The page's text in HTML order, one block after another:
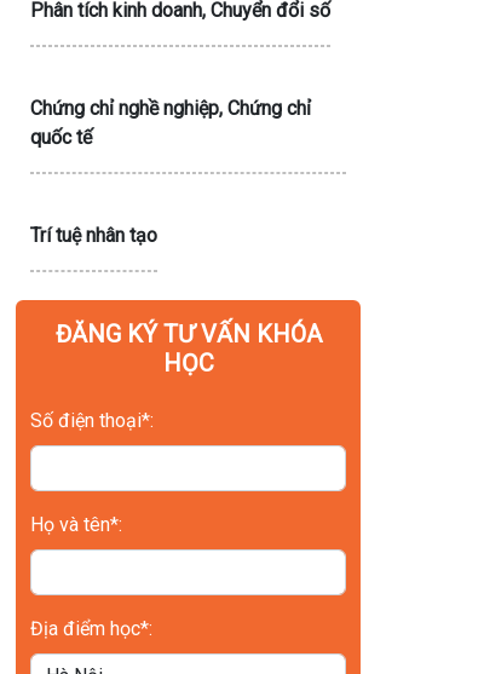
Phân tích kinh doanh, Chuyển đổi số
Chứng chỉ nghề nghiệp, Chứng chỉ
quốc tế
Trí tuệ nhân tạo
ĐĂNG KÝ TƯ VẤN KHÓA
HỌC
Số điện thoại*:
Họ và tên*:
Địa điểm học*: